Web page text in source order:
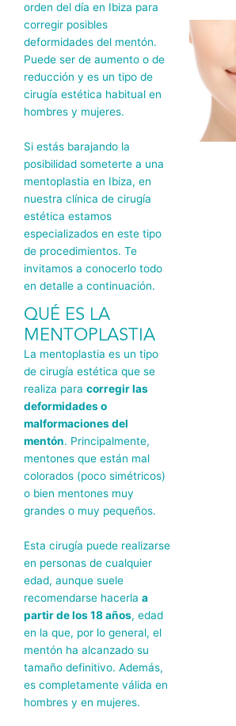
orden del día en Ibiza para
corregir posibles
deformidades del mentón.
Puede ser de aumento o de
reducción y es un tipo de
cirugía estética habitual en
hombres y mujeres.
Si estás barajando la
posibilidad someterte a una
mentoplastia en Ibiza, en
nuestra clínica de cirugía
estética estamos
especializados en este tipo
de procedimientos. Te
invitamos a conocerlo todo
en detalle a continuación.
QUÉ ES LA
MENTOPLASTIA
La mentoplastia es un tipo
de cirugía estética que se
realiza para corregir las
deformidades o
malformaciones del
mentón. Principalmente,
mentones que están mal
colorados (poco simétricos)
o bien mentones muy
grandes o muy pequeños.
Esta cirugía puede realizarse
en personas de cualquier
edad, aunque suele
recomendarse hacerla a
partir de los 18 años, edad
en la que, por lo general, el
mentón ha alcanzado su
tamaño definitivo. Además,
es completamente válida en
hombres y en mujeres.